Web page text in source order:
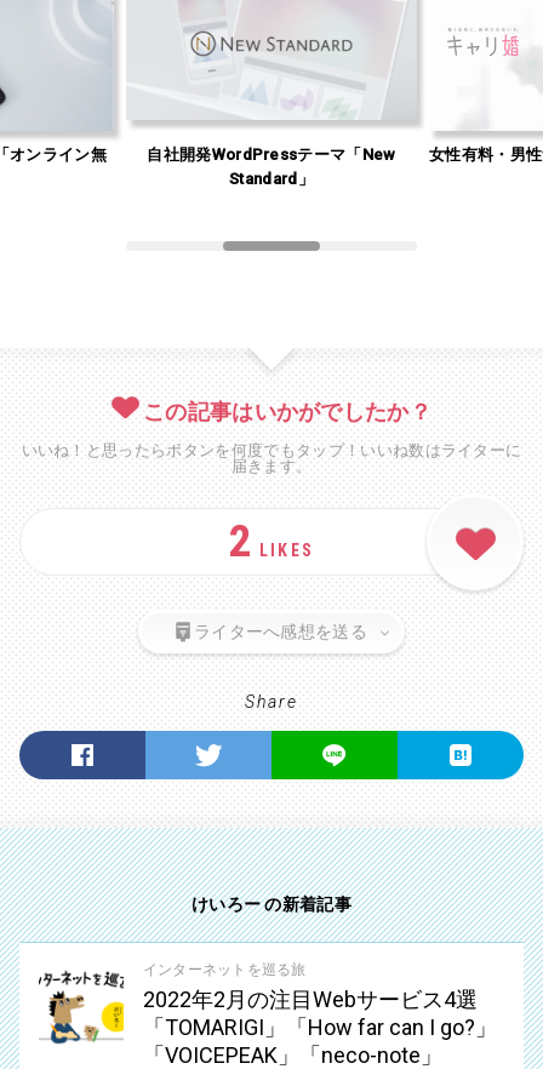
オンライン無
自社開発WordPressテーマ「New
Standard」
女性有料・男
この記事はいかがでしたか？
いいね！と思ったらボタンを何度でもタップ！いいね数はライターに
届きます。
2 LIKES
ライターへ感想を送る
Share
けいろー の新着記事
インターネットを巡る旅
2022年2月の注目Webサービス4選
「TOMARIGI」「How far can I go?」
「VOICEPEAK」「neco-note」